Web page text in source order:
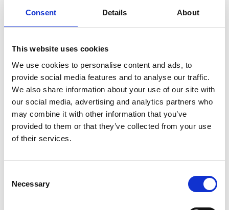
Consent Details About
This website uses cookies
We use cookies to personalise content and ads, to
provide social media features and to analyse our traffic.
We also share information about your use of our site with
our social media, advertising and analytics partners who
may combine it with other information that you’ve
provided to them or that they’ve collected from your use
of their services.
Selection
Necessary
hjælpe
dig
Hvis du ønsker at
sælge en eller flere
vindmøller, tilbyder vi
gerne et uforpligtende
tilbud, der er tilpasset